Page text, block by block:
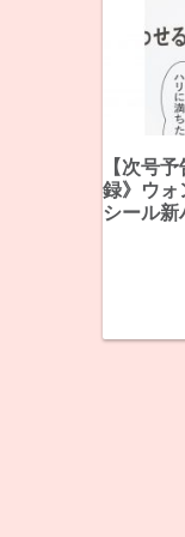
【次号
録》ウォ
シール